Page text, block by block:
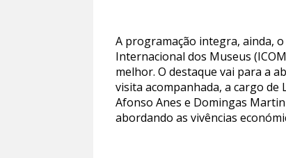
A programação integra, ainda,
Internacional dos Museus
melhor. O destaque vai para a
visita acompanhada, a cargo
Afonso Anes e Domingas
abordando as vivências